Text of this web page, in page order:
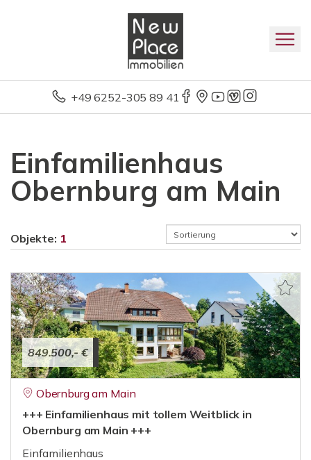
+49 6252-305 89 41
Einfamilienhaus
Obernburg am Main
Objekte: 1
849.500,- €
Obernburg am Main
+++ Einfamilienhaus mit tollem Weitblick in
Obernburg am Main +++
Einfamilienhaus